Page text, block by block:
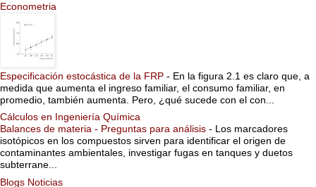
Econometria
Especificación estocástica de la FRP - En la figura 2.1 es claro que, a
medida que aumenta el ingreso familiar, el consumo familiar, en
promedio, también aumenta. Pero, ¿qué sucede con el con...
Cálculos en Ingeniería Química
Balances de materia - Preguntas para análisis - Los marcadores
isotópicos en los compuestos sirven para identificar el origen de
contaminantes ambientales, investigar fugas en tanques y duetos
subterrane...
Blogs Noticias